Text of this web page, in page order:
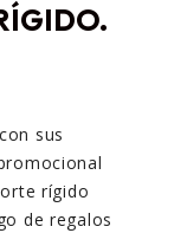
sus
rígido
de regalos